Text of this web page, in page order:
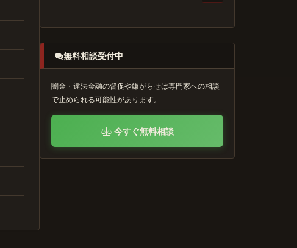
無料相談受付中
闇金・違法金融の督促や嫌がらせは専門家への相談
で止められる可能性があります。
今すぐ無料相談